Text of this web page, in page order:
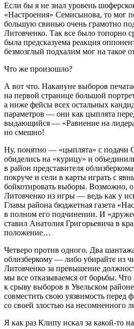
Если бы я не знал уровень
«Настроения» Семисынова, то мог
большую свинью очень грамотно
Литовченко. Так все было топорно
была предсказуема реакция
безмозглый подхалим мог на такое
Что же произошло?
А вот что. Накануне выборов
на первой странице большой
а ниже фейсы всех остальных
параметров — они как цыплята
выдающийся — «Равнение на
но смешно!
Ну, понятно — «цыплята» с подачи
обиделись на «курицу» и
в район представителя
покруче и сели в карты играть с
бойкотировать выборы. Возможно,
Литовченко из игры — ведь как у
Главы района бюджетная газета
в полном его подчинении. И
ставил Анатолия Григорьевича в
положение…
Четверо против одного. Два
облизберкому — либо убирайте из
Литовченко за превышение
мы все отказываемся от борьбы. Что
к срыву выборов в Увельском
совместить свою уязвимость перед
со своей злостью на несомненного
Я как раз Клипу искал за какой-то